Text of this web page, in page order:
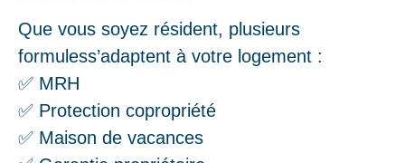
Que vous soyez résident, plusieurs
formuless’adaptent à votre logement :
✅ MRH
✅ Protection copropriété
✅ Maison de vacances